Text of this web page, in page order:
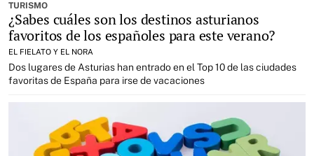
TURISMO
¿Sabes cuáles son los destinos asturianos
favoritos de los españoles para este verano?
EL FIELATO Y EL NORA
Dos lugares de Asturias han entrado en el Top 10 de las ciudades
favoritas de España para irse de vacaciones